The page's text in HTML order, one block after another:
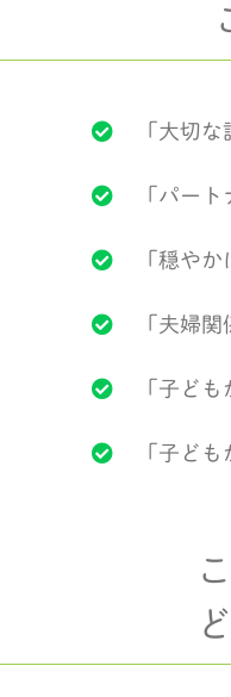
「大切
「パー
「穏や
「夫婦
「子ど
「子ど